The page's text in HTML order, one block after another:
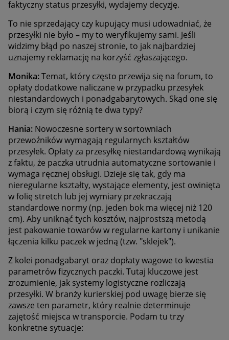
faktyczny status przesyłki, wydajemy decyzję.
To nie sprzedający czy kupujący musi udowadniać, że
przesyłki nie było – my to weryfikujemy sami. Jeśli
widzimy błąd po naszej stronie, to jak najbardziej
uznajemy reklamację na korzyść zgłaszającego.
Monika:Temat, który często przewija się na forum, to
opłaty dodatkowe naliczane w przypadku przesyłek
niestandardowych i ponadgabarytowych. Skąd one się
biorą i czym się różnią te dwa typy?
Hania: Nowoczesne sortery w sortowniach
przewoźników wymagają regularnych kształtów
przesyłek. Opłaty za przesyłkę niestandardową wynikają
z faktu, że paczka utrudnia automatyczne sortowanie i
wymaga ręcznej obsługi. Dzieje się tak, gdy ma
nieregularne kształty, wystające elementy, jest owinięta
w folię stretch lub jej wymiary przekraczają
standardowe normy (np. jeden bok ma więcej niż 120
cm). Aby uniknąć tych kosztów, najprostszą metodą
jest pakowanie towarów w regularne kartony i unikanie
łączenia kilku paczek w jedną (tzw. "sklejek").
Z kolei ponadgabaryt oraz dopłaty wagowe to kwestia
parametrów fizycznych paczki. Tutaj kluczowe jest
zrozumienie, jak systemy logistyczne rozliczają
przesyłki. W branży kurierskiej pod uwagę bierze się
zawsze ten parametr, który realnie determinuje
zajętość miejsca w transporcie. Podam tu trzy
konkretne sytuacje: